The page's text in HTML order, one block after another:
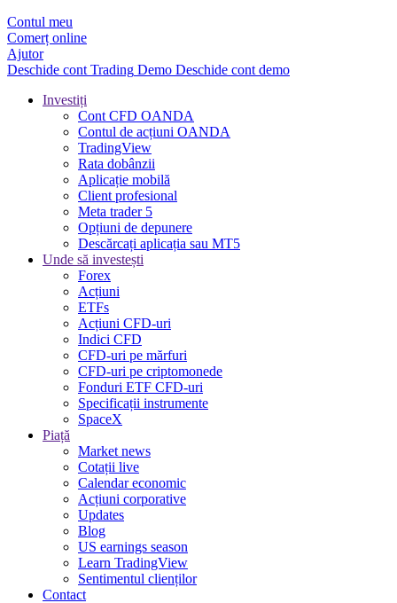
Contul meu
Comerț online
Ajutor
Deschide cont Trading Demo Deschide cont demo
Investiți
Cont CFD OANDA
Contul de acțiuni OANDA
TradingView
Rata dobânzii
Aplicație mobilă
Client profesional
Meta trader 5
Opțiuni de depunere
Descărcați aplicația sau MT5
Unde să investești
Forex
Acțiuni
ETFs
Acțiuni CFD-uri
Indici CFD
CFD-uri pe mărfuri
CFD-uri pe criptomonede
Fonduri ETF CFD-uri
Specificații instrumente
SpaceX
Piață
Market news
Cotații live
Calendar economic
Acțiuni corporative
Updates
Blog
US earnings season
Learn TradingView
Sentimentul clienților
Contact